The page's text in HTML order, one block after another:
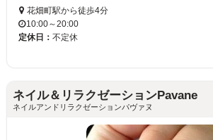
花畑町駅から徒歩4分
10:00～20:00
定休日： 不定休
ネイル＆リラクゼーションPavane
ネイルアンドリラクゼーションパヴァヌ